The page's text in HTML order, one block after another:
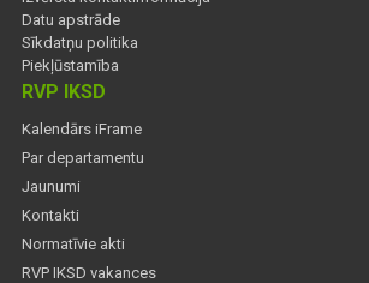
Datu apstrāde
Sīkdatņu politika
Piekļūstamība
RVP IKSD
Kalendārs iFrame
Par departamentu
Jaunumi
Kontakti
Normatīvie akti
RVP IKSD vakances